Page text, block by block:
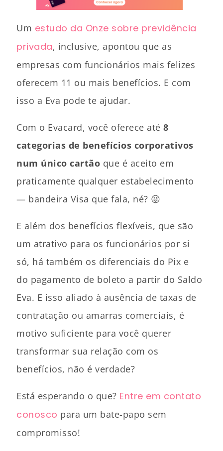
Um estudo da Onze sobre previdência
privada, inclusive, apontou que as
empresas com funcionários mais felizes
oferecem 11 ou mais benefícios. E com
isso a Eva pode te ajudar.
Com o Evacard, você oferece até 8
categorias de benefícios corporativos
num único cartão que é aceito em
praticamente qualquer estabelecimento
— bandeira Visa que fala, né? 😜
E além dos benefícios flexíveis, que são
um atrativo para os funcionários por si
só, há também os diferenciais do Pix e
do pagamento de boleto a partir do Saldo
Eva. E isso aliado à ausência de taxas de
contratação ou amarras comerciais, é
motivo suficiente para você querer
transformar sua relação com os
benefícios, não é verdade?
Está esperando o que? Entre em contato
conosco para um bate-papo sem
compromisso!